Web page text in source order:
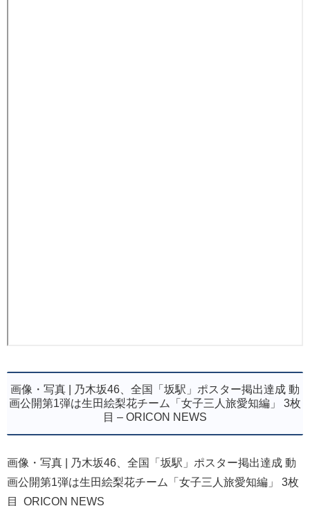
画像・写真 | 乃木坂46、全国「坂駅」ポスター掲出達成 動
画公開第1弾は生田絵梨花チーム「女子三人旅愛知編」 3枚
目 – ORICON NEWS
画像・写真 | 乃木坂46、全国「坂駅」ポスター掲出達成 動
画公開第1弾は生田絵梨花チーム「女子三人旅愛知編」 3枚
目 ORICON NEWS